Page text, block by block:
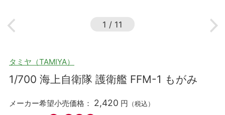
1 / 11
タミヤ（TAMIYA）
1/700 海上自衛隊 護衛艦 FFM-1 もがみ
メーカー希望小売価格： 2,420 円 （税込）